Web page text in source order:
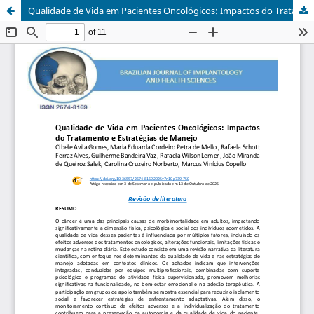
Qualidade de Vida em Pacientes Oncológicos: Impactos do Tratamento e Estratégias de Manejo